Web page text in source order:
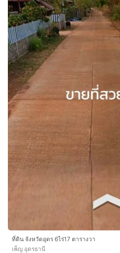
ที่ดิน จังหวัดอุดร 6ไร่17 ตารางวา
เพ็ญ อุดรธานี